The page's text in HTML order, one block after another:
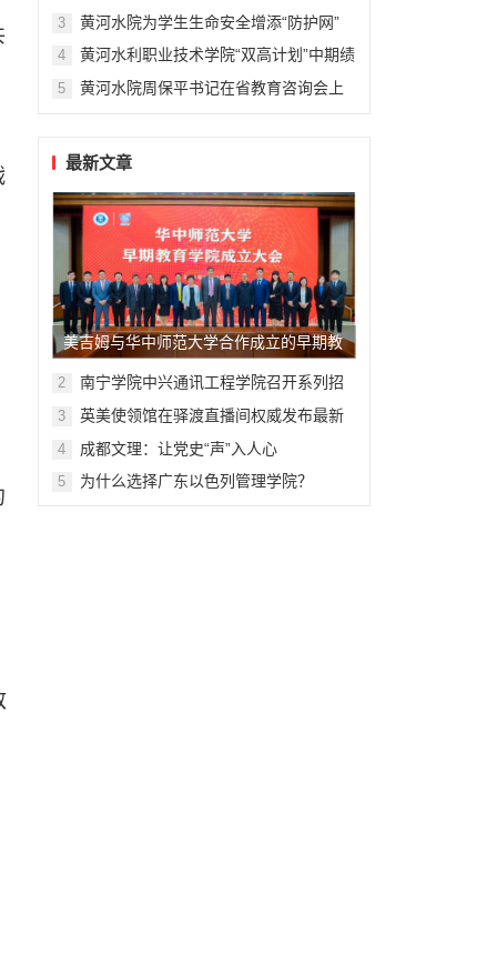
3 黄河水院为学生生命安全增添“防护网”
4
黄河水利职业技术学院“双高计划”中期绩
5
黄河水院周保平书记在省教育咨询会上
最新文章
美吉姆与华中师范大学合作成立的早期教
育学院揭牌，早教专业人才培养进程再提
速
2
南宁学院中兴通讯工程学院召开系列招
3
英美使领馆在驿渡直播间权威发布最新
4 成都文理：让党史“声”入人心
5 为什么选择广东以色列管理学院？